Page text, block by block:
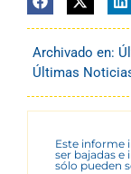
Archivado en:
Últimas
Este informe
ser bajadas e
sólo pueden